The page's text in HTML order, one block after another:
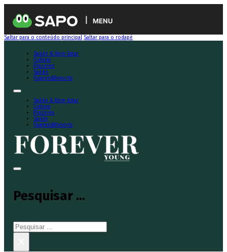
MENU
Saltar para o conteúdo principal Saltar para o rodapé
Saúde & Bem-Estar
Cultura
Prazeres
Saúde
Viagens&Resorts
Saúde & Bem-Estar
Cultura
Prazeres
Saúde
Viagens&Resorts
Pesquisar ...
Pesquisar